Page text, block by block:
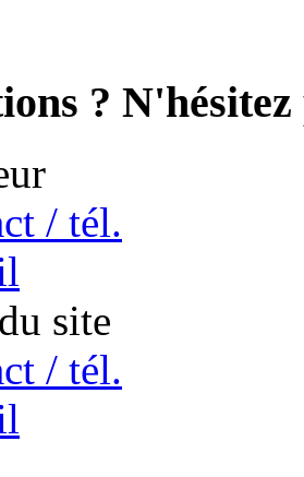
?
/ tél.
site
/ tél.